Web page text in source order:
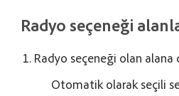
Radyo seçeneği
Radyo seçeneği olan alana
Otomatik olarak seçili